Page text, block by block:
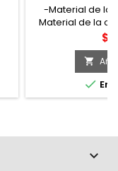
-Material de la
Material de la
del mango:
capacidad de
de soporte:
Largo: 240mm.
sujeción de
tuberías. -Apoyo

 En
